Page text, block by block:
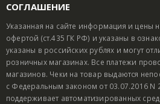
СОГЛАШЕНИЕ
Указанная на сайте информация и цены
офертой (ст.435 ГК РФ) и указаны в
указаны в российских рублях и могут
розничных магазинах. Все платежи
магазинов. Чеки на товар выдаются
с Федеральным законом от 03.07.2016 N
поддерживает автоматизированных